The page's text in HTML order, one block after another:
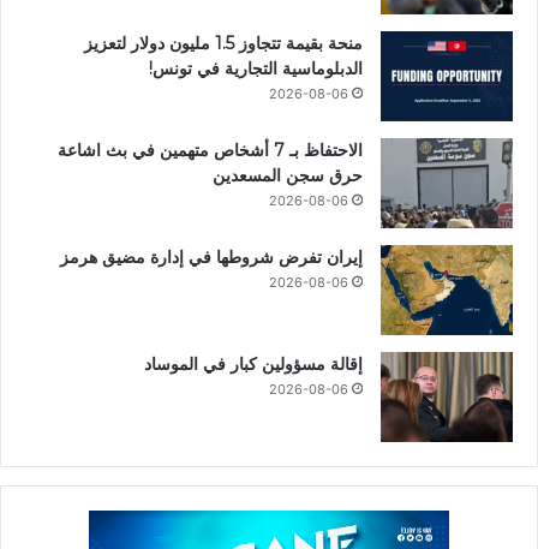
منحة بقيمة تتجاوز 1.5 مليون دولار لتعزيز
الدبلوماسية التجارية في تونس!
2026-08-06
الاحتفاظ بـ 7 أشخاص متهمين في بث اشاعة
حرق سجن المسعدين
2026-08-06
إيران تفرض شروطها في إدارة مضيق هرمز
2026-08-06
إقالة مسؤولين كبار في الموساد
2026-08-06